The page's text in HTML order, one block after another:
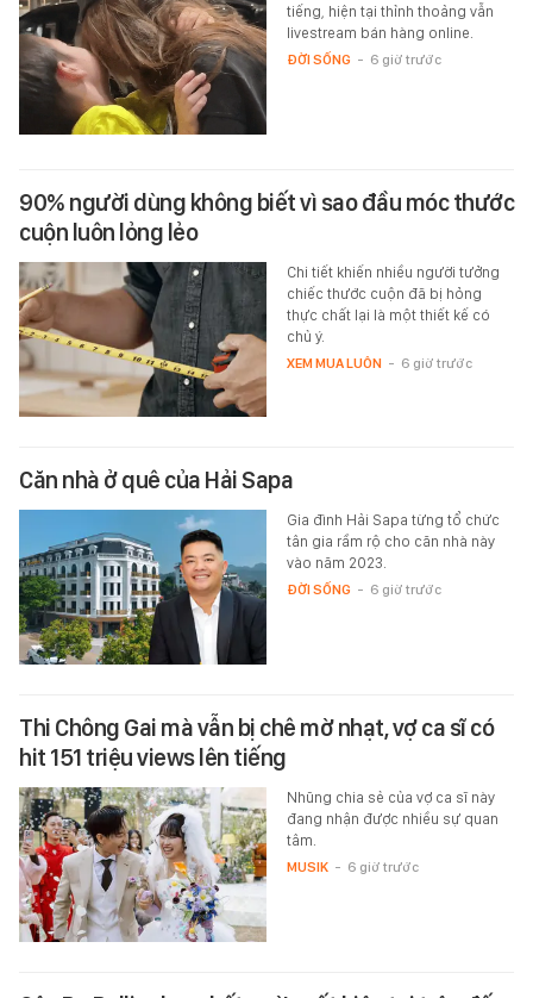
tiếng, hiện tại thỉnh thoảng vẫn
livestream bán hàng online.
ĐỜI SỐNG - 6 giờ trước
90% người dùng không biết vì sao đầu móc thước
cuộn luôn lỏng lẻo
Chi tiết khiến nhiều người tưởng
chiếc thước cuộn đã bị hỏng
thực chất lại là một thiết kế có
chủ ý.
XEM MUA LUÔN - 6 giờ trước
Căn nhà ở quê của Hải Sapa
Gia đình Hải Sapa từng tổ chức
tân gia rầm rộ cho căn nhà này
vào năm 2023.
ĐỜI SỐNG - 6 giờ trước
Thi Chông Gai mà vẫn bị chê mờ nhạt, vợ ca sĩ có
hit 151 triệu views lên tiếng
Nhũng chia sẻ của vợ ca sĩ này
đang nhận được nhiều sự quan
tâm.
MUSIK - 6 giờ trước